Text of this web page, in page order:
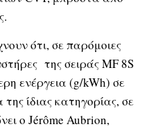
ότι, σε παρόμοιες
της σειράς MF 8S
ενέργεια (g/kWh) σε
ίδιας κατηγορίας, σε
ο Jérôme Aubrion,